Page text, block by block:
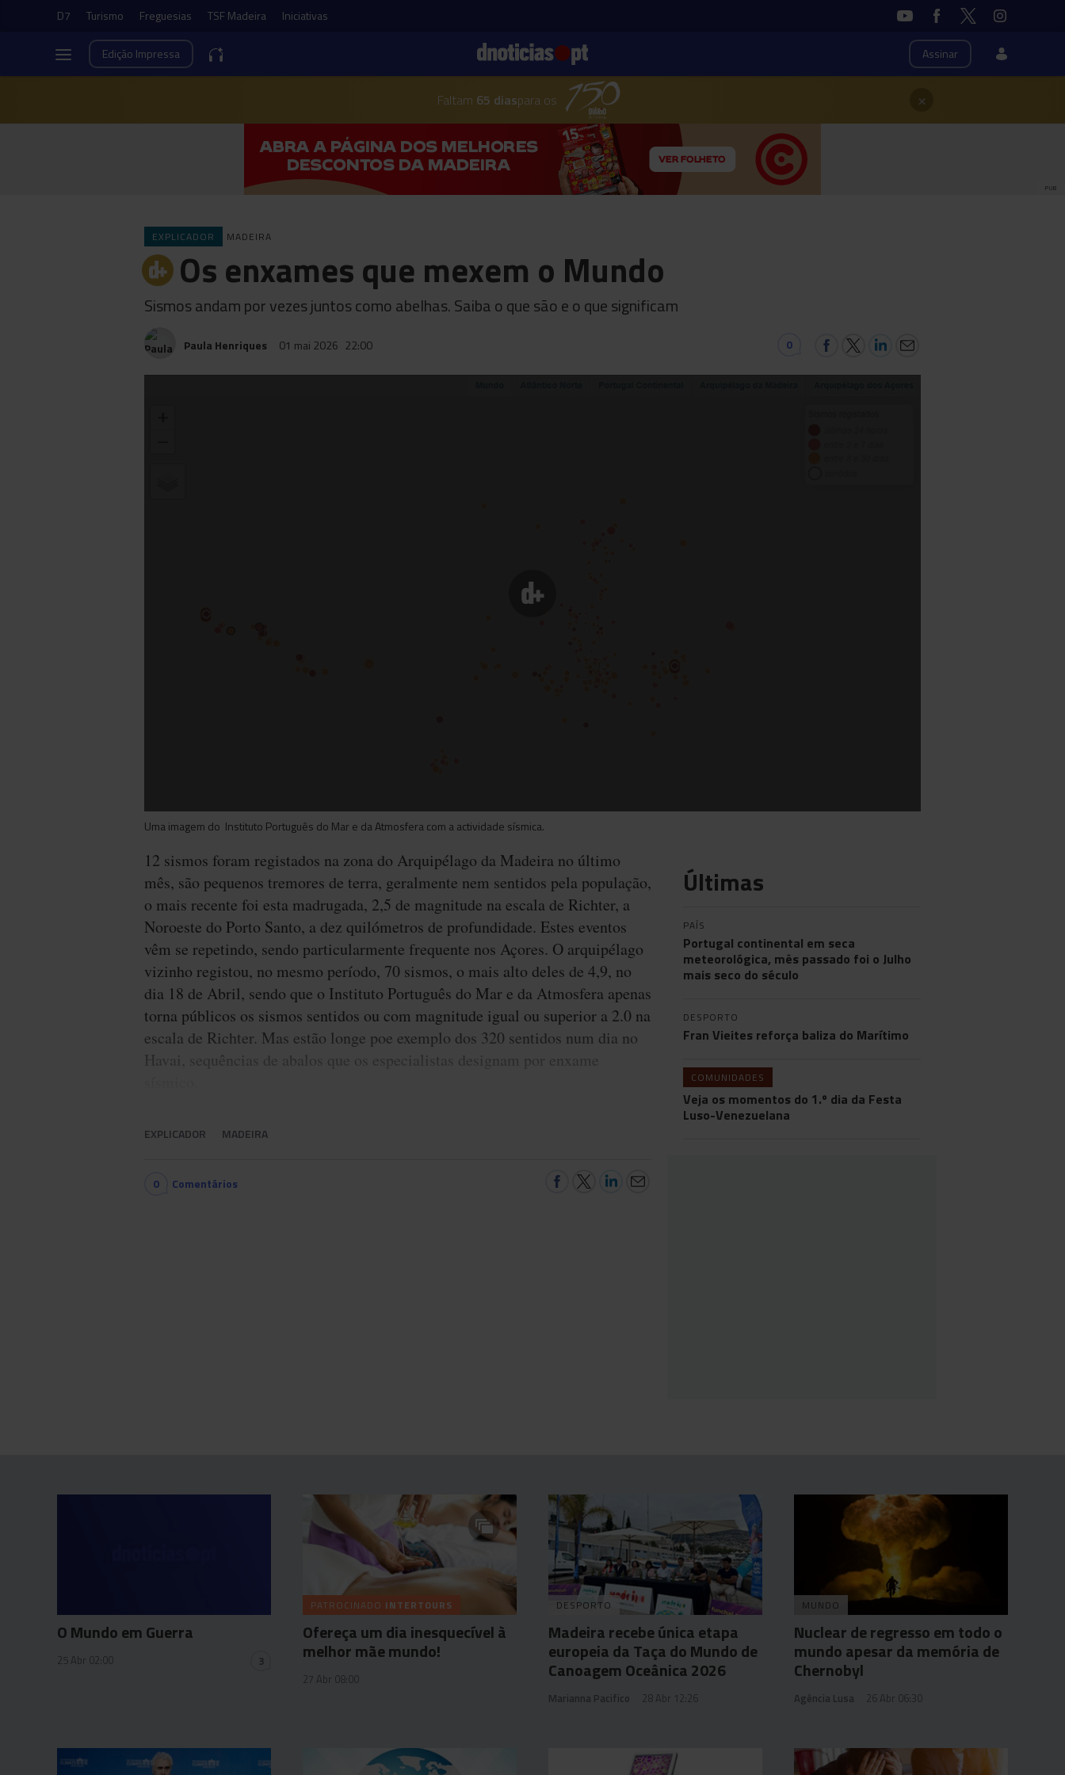
D7 Turismo Freguesias TSF Madeira Iniciativas
Assinar
Edição Impressa
Faltam 65 diaspara os ×
PUB
EXPLICADOR MADEIRA
Os enxames que mexem o Mundo
Sismos andam por vezes juntos como abelhas. Saiba o que são e o que significam
Paula Henriques 01 mai 2026 22:00 0
Uma imagem do Instituto Português do Mar e da Atmosfera com a actividade sísmica.
12 sismos foram registados na zona do Arquipélago da Madeira no último
mês, são pequenos tremores de terra, geralmente nem sentidos pela população,
o mais recente foi esta madrugada, 2,5 de magnitude na escala de Richter, a
Noroeste do Porto Santo, a dez quilómetros de profundidade. Estes eventos
vêm se repetindo, sendo particularmente frequente nos Açores. O arquipélago
vizinho registou, no mesmo período, 70 sismos, o mais alto deles de 4,9, no
dia 18 de Abril, sendo que o Instituto Português do Mar e da Atmosfera apenas
torna públicos os sismos sentidos ou com magnitude igual ou superior a 2.0 na
escala de Richter. Mas estão longe poe exemplo dos 320 sentidos num dia no
Havai, sequências de abalos que os especialistas designam por enxame
EXPLICADOR MADEIRA
0 Comentários
Últimas
PAÍS
Portugal continental em seca
meteorológica, mês passado foi o Julho
mais seco do século
DESPORTO
Fran Vieites reforça baliza do Marítimo
COMUNIDADES
Veja os momentos do 1.º dia da Festa
Luso-Venezuelana
O Mundo em Guerra
25 Abr 02:00 3
PATROCINADO INTERTOURS
Ofereça um dia inesquecível à
melhor mãe mundo!
27 Abr 08:00
DESPORTO
Madeira recebe única etapa
europeia da Taça do Mundo de
Canoagem Oceânica 2026
Marianna Pacifico 28 Abr 12:26
MUNDO
Nuclear de regresso em todo o
mundo apesar da memória de
Chernobyl
Agência Lusa 26 Abr 06:30